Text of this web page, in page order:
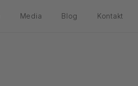
Media Blog Kontakt